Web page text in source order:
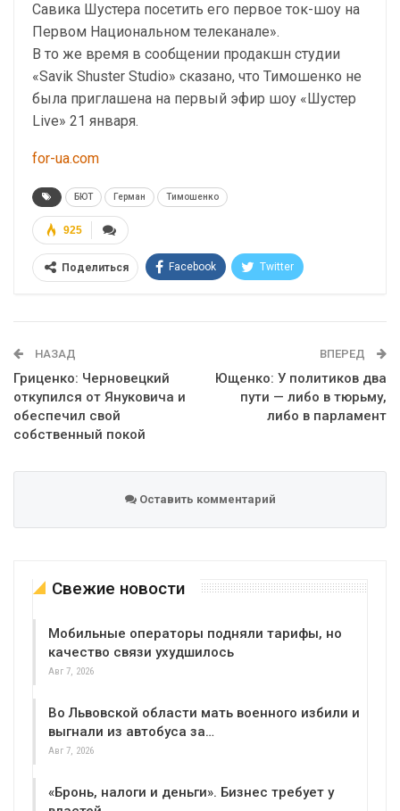
Савика Шустера посетить его первое ток-шоу на
Первом Национальном телеканале».
В то же время в сообщении продакшн студии
«Savik Shuster Studio» сказано, что Тимошенко не
была приглашена на первый эфир шоу «Шустер
Live» 21 января.
for-ua.com
БЮТ Герман Тимошенко
925
Поделиться Facebook Twitter
НАЗАД
Гриценко: Черновецкий
откупился от Януковича и
обеспечил свой
собственный покой
ВПЕРЕД
Ющенко: У политиков два
пути — либо в тюрьму,
либо в парламент
Оставить комментарий
Свежие новости
Мобильные операторы подняли тарифы, но
качество связи ухудшилось
Авг 7, 2026
Во Львовской области мать военного избили и
выгнали из автобуса за…
Авг 7, 2026
«Бронь, налоги и деньги». Бизнес требует у